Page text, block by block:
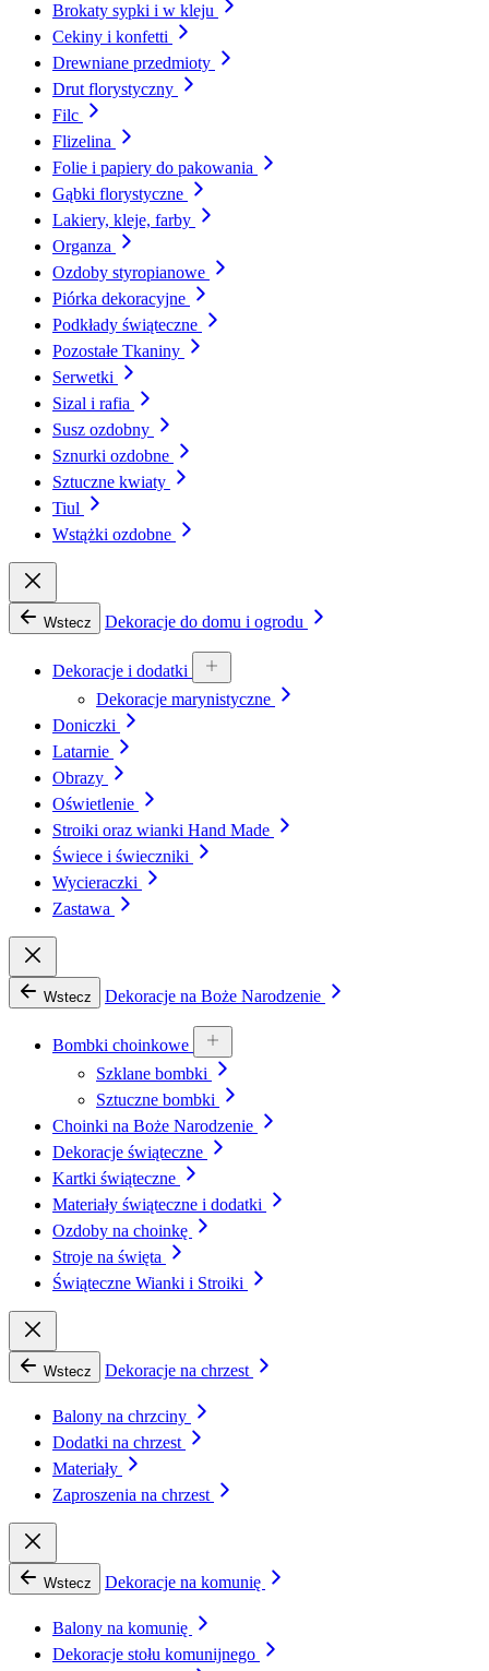
Brokaty sypki i w kleju
Cekiny i konfetti
Drewniane przedmioty
Drut florystyczny
Filc
Flizelina
Folie i papiery do pakowania
Gąbki florystyczne
Lakiery, kleje, farby
Organza
Ozdoby styropianowe
Piórka dekoracyjne
Podkłady świąteczne
Pozostałe Tkaniny
Serwetki
Sizal i rafia
Susz ozdobny
Sznurki ozdobne
Sztuczne kwiaty
Tiul
Wstążki ozdobne
Wstecz Dekoracje do domu i ogrodu
Dekoracje i dodatki
Dekoracje marynistyczne
Doniczki
Latarnie
Obrazy
Oświetlenie
Stroiki oraz wianki Hand Made
Świece i świeczniki
Wycieraczki
Zastawa
Wstecz Dekoracje na Boże Narodzenie
Bombki choinkowe
Szklane bombki
Sztuczne bombki
Choinki na Boże Narodzenie
Dekoracje świąteczne
Kartki świąteczne
Materiały świąteczne i dodatki
Ozdoby na choinkę
Stroje na święta
Świąteczne Wianki i Stroiki
Wstecz Dekoracje na chrzest
Balony na chrzciny
Dodatki na chrzest
Materiały
Zaproszenia na chrzest
Wstecz Dekoracje na komunię
Balony na komunię
Dekoracje stołu komunijnego